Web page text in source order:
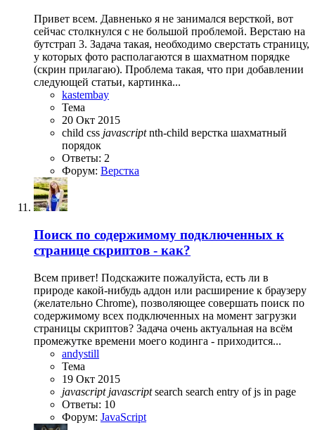
Привет всем. Давненько я не занимался версткой, вот
сейчас столкнулся с не большой проблемой. Верстаю на
бутстрап 3. Задача такая, необходимо сверстать страницу,
у которых фото располагаются в шахматном порядке
(скрин прилагаю). Проблема такая, что при добавлении
следующей статьи, картинка...
kastembay
Тема
20 Окт 2015
child css javascript nth-child верстка шахматный
порядок
Ответы: 2
Форум: Верстка
Поиск по содержимому подключенных к
странице скриптов - как?
Всем привет! Подскажите пожалуйста, есть ли в
природе какой-нибудь аддон или расширение к браузеру
(желательно Chrome), позволяющее совершать поиск по
содержимому всех подключенных на момент загрузки
страницы скриптов? Задача очень актуальная на всём
промежутке времени моего кодинга - приходится...
andystill
Тема
19 Окт 2015
javascript javascriptsearch search entry of js in page
Ответы: 10
Форум: JavaScript